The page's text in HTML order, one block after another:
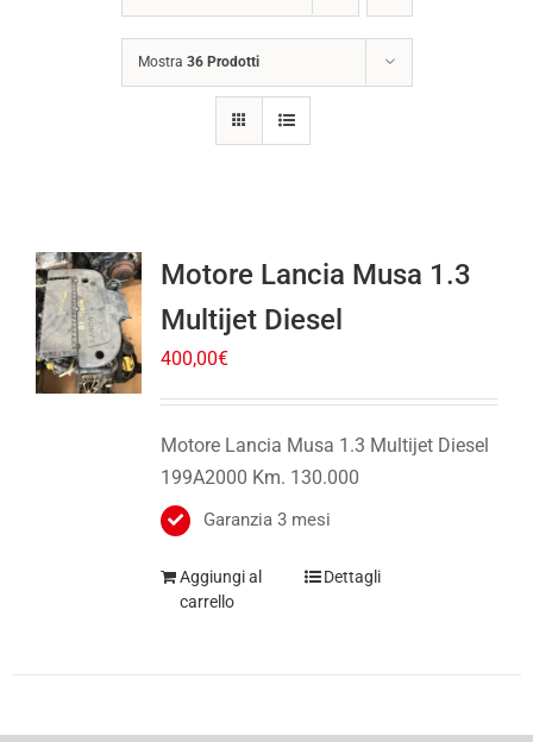
Mostra 36 Prodotti
Motore Lancia Musa 1.3
Multijet Diesel
400,00€
Motore Lancia Musa 1.3 Multijet Diesel
199A2000 Km. 130.000
Garanzia 3 mesi
Aggiungi al
carrello
Dettagli